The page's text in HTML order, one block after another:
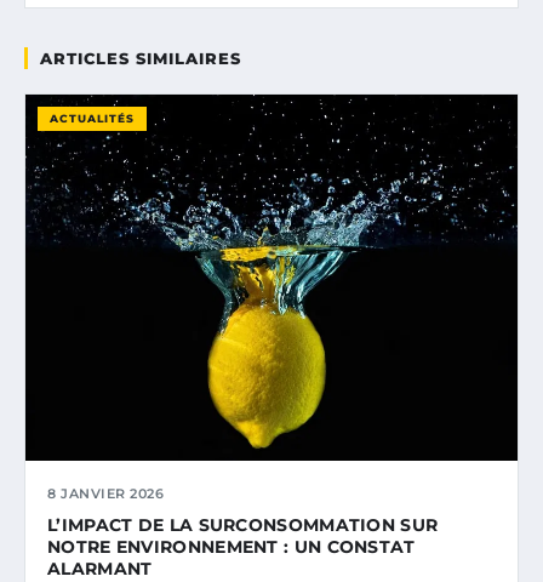
ARTICLES SIMILAIRES
ACTUALITÉS
8 JANVIER 2026
L’IMPACT DE LA SURCONSOMMATION SUR
NOTRE ENVIRONNEMENT : UN CONSTAT
ALARMANT